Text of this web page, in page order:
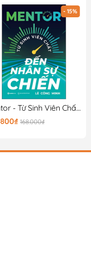
- 15%
Mentor - Từ Sinh Viên Chất Đến Nhân Sự Chiến
168.000₫